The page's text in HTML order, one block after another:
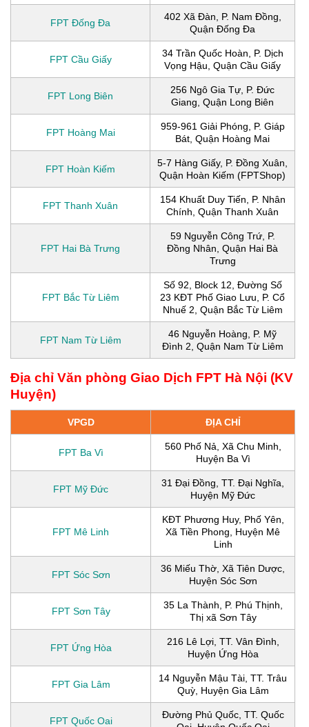
FPT Đống Đa
402 Xã Đàn, P. Nam Đồng,
Quận Đống Đa
FPT Cầu Giấy
34 Trần Quốc Hoàn, P. Dịch
Vọng Hậu, Quận Cầu Giấy
FPT Long Biên
256 Ngô Gia Tự, P. Đức
Giang, Quận Long Biên
FPT Hoàng Mai
959-961 Giải Phóng, P. Giáp
Bát, Quận Hoàng Mai
FPT Hoàn Kiếm
5-7 Hàng Giấy, P. Đồng Xuân,
Quận Hoàn Kiếm (FPTShop)
FPT Thanh Xuân
154 Khuất Duy Tiến, P. Nhân
Chính, Quận Thanh Xuân
FPT Hai Bà Trưng
59 Nguyễn Công Trứ, P.
Đồng Nhân, Quận Hai Bà
Trưng
FPT Bắc Từ Liêm
Số 92, Block 12, Đường Số
23 KĐT Phố Giao Lưu, P. Cổ
Nhuế 2, Quận Bắc Từ Liêm
FPT Nam Từ Liêm
46 Nguyễn Hoàng, P. Mỹ
Đình 2, Quận Nam Từ Liêm
Địa chỉ Văn phòng Giao Dịch FPT Hà Nội (KV
Huyện)
VPGD ĐỊA CHỈ
FPT Ba Vì
560 Phố Nả, Xã Chu Minh,
Huyện Ba Vì
FPT Mỹ Đức
31 Đại Đồng, TT. Đại Nghĩa,
Huyện Mỹ Đức
FPT Mê Linh
KĐT Phương Huy, Phố Yên,
Xã Tiền Phong, Huyện Mê
Linh
FPT Sóc Sơn
36 Miếu Thờ, Xã Tiên Dược,
Huyện Sóc Sơn
FPT Sơn Tây
35 La Thành, P. Phú Thịnh,
Thị xã Sơn Tây
FPT Ứng Hòa
216 Lê Lợi, TT. Vân Đình,
Huyện Ứng Hòa
FPT Gia Lâm
14 Nguyễn Mậu Tài, TT. Trâu
Quỳ, Huyện Gia Lâm
FPT Quốc Oai
Đường Phủ Quốc, TT. Quốc